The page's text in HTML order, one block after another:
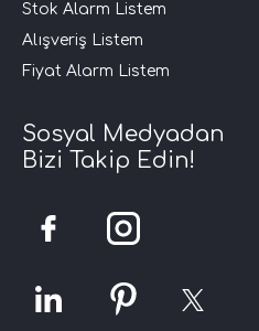
Stok Alarm Listem
Alışveriş Listem
Fiyat Alarm Listem
Sosyal Medyadan
Bizi Takip Edin!